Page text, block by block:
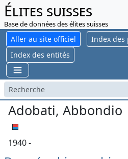
Élites suisses
Base de données des élites suisses
Aller au site officiel
Index des
Index des entités
Adobati, Abbondio
1940 -